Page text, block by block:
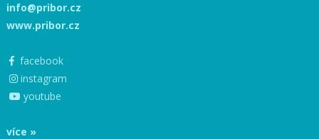
info@pribor.cz
www.pribor.cz
facebook
instagram
youtube
více »